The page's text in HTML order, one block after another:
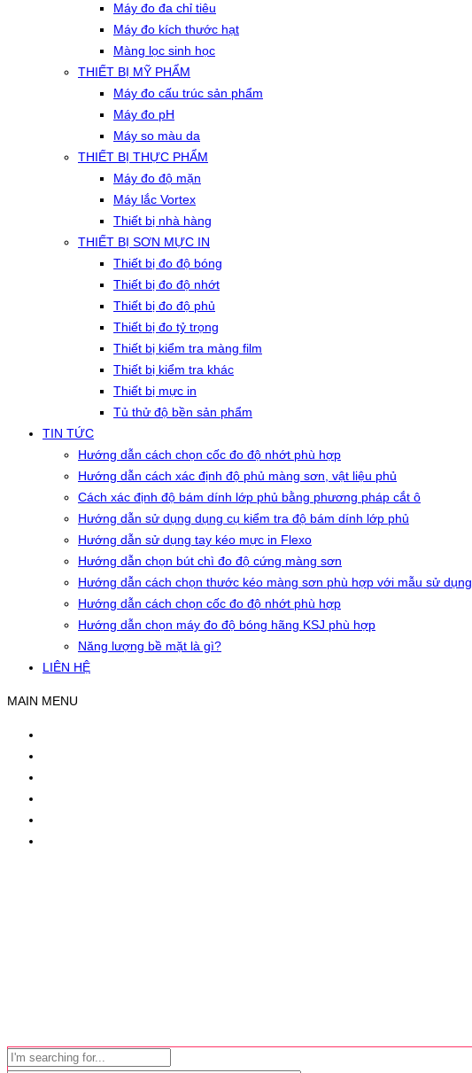
Máy đo đa chỉ tiêu
Máy đo kích thước hạt
Màng lọc sinh học
THIẾT BỊ MỸ PHẨM
Máy đo cấu trúc sản phẩm
Máy đo pH
Máy so màu da
THIẾT BỊ THỰC PHẨM
Máy đo độ mặn
Máy lắc Vortex
Thiết bị nhà hàng
THIẾT BỊ SƠN MỰC IN
Thiết bị đo độ bóng
Thiết bị đo độ nhớt
Thiết bị đo độ phủ
Thiết bị đo tỷ trọng
Thiết bị kiểm tra màng film
Thiết bị kiểm tra khác
Thiết bị mực in
Tủ thử độ bền sản phẩm
TIN TỨC
Hướng dẫn cách chọn cốc đo độ nhớt phù hợp
Hướng dẫn cách xác định độ phủ màng sơn, vật liệu phủ
Cách xác định độ bám dính lớp phủ bằng phương pháp cắt ô
Hướng dẫn sử dụng dụng cụ kiểm tra độ bám dính lớp phủ
Hướng dẫn sử dụng tay kéo mực in Flexo
Hướng dẫn chọn bút chì đo độ cứng màng sơn
Hướng dẫn cách chọn thước kéo màng sơn phù hợp với mẫu sử dụng
Hướng dẫn cách chọn cốc đo độ nhớt phù hợp
Hướng dẫn chọn máy đo độ bóng hãng KSJ phù hợp
Năng lượng bề mặt là gì?
LIÊN HỆ
MAIN MENU